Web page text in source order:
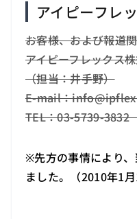
アイピーフレ
お客様、および報道
アイピーフレックス
（担当：井手野）
E-mail：info@
TEL：03-5739-
※先方の事情により
ました。（2010年1月